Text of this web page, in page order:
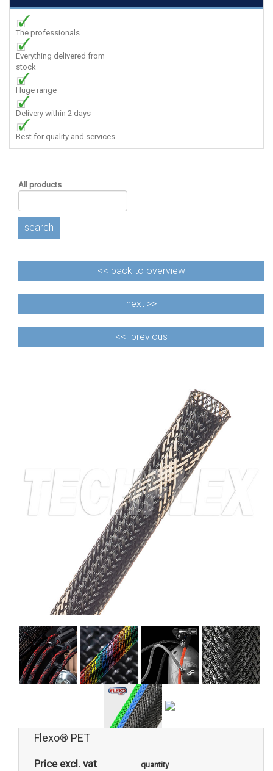
The professionals
Everything delivered from
stock
Huge range
Delivery within 2 days
Best for quality and services
All products
search
<< back to overview
next >>
<< previous
Flexo® PET
Price excl. vat quantity